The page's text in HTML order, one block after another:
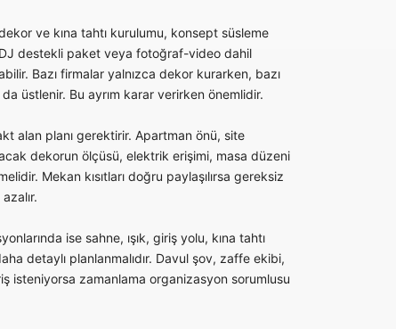
ve kına tahtı kurulumu, konsept süsleme
destekli paket veya fotoğraf-video dahil
Bazı firmalar yalnızca dekor kurarken, bazı
üstlenir. Bu ayrım karar verirken önemlidir.
alan planı gerektirir. Apartman önü, site
dekorun ölçüsü, elektrik erişimi, masa düzeni
Mekan kısıtları doğru paylaşılırsa gereksiz
ise sahne, ışık, giriş yolu, kına tahtı
detaylı planlanmalıdır. Davul şov, zaffe ekibi,
isteniyorsa zamanlama organizasyon sorumlusu